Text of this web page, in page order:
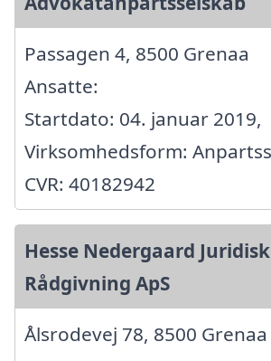
Passagen 4, 8500 Grenaa
Ansatte:
Startdato: 04. januar 2019,
Virksomhedsform:
CVR: 40182942
Hesse Nedergaard Juridisk
Rådgivning ApS
Ålsrodevej 78, 8500 Grenaa